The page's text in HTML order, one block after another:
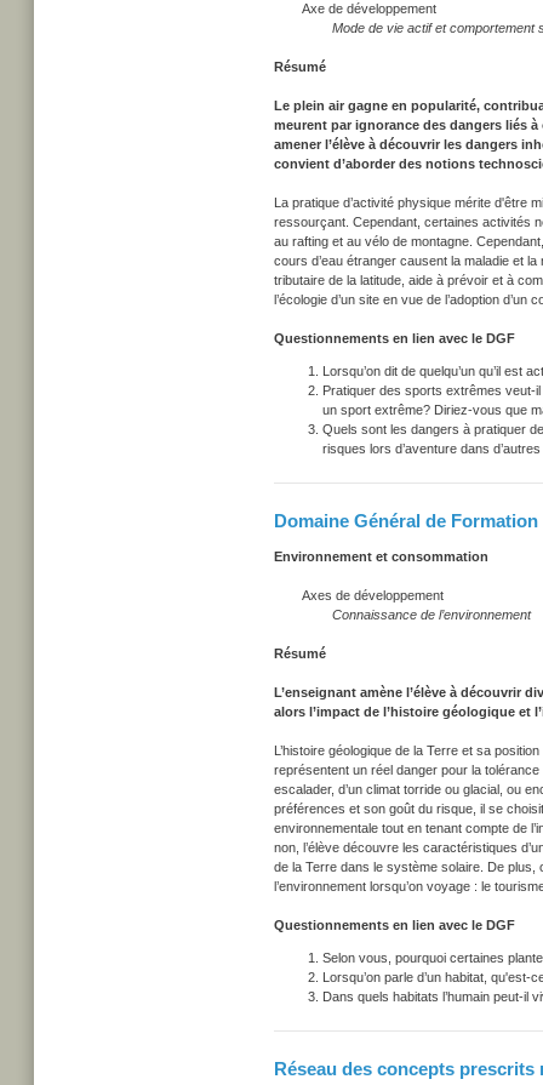
Axe de développement
Mode de vie actif et comportement
Résumé
Le plein air gagne en popularité,
meurent par ignorance des dangers liés
amener l’élève à découvrir les dangers
convient d’aborder des notions
La pratique d’activité physique mérite d'être
ressourçant. Cependant, certaines activités
au rafting et au vélo de montagne.
cours d’eau étranger causent la maladie et
tributaire de la latitude, aide à prévoir et à
l’écologie d’un site en vue de l’adoption
Questionnements en lien avec le DGF
Lorsqu’on dit de quelqu’un qu’il est
Pratiquer des sports extrêmes veut-
un sport extrême? Diriez-vous que
Quels sont les dangers à pratiquer
risques lors d’aventure dans
Domaine Général de
Environnement et consommation
Axes de développement
Connaissance de l’environnement
Résumé
L’enseignant amène l’élève à découvrir
alors l’impact de l’histoire géologique et
L’histoire géologique de la Terre et sa
représentent un réel danger pour la
escalader, d’un climat torride ou glacial, ou
préférences et son goût du risque, il se
environnementale tout en tenant compte de
non, l’élève découvre les caractéristiques
de la Terre dans le système solaire. De plus,
l’environnement lorsqu’on voyage : le
Questionnements en lien avec le DGF
Selon vous, pourquoi certaines
Lorsqu’on parle d’un habitat,
Dans quels habitats l’humain peut-il
Réseau des concepts prescrits